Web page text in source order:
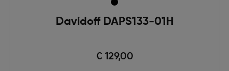
Davidoff DAPS133-01H
€ 129,00